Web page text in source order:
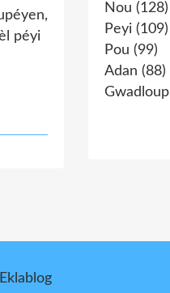
péyi
Nou (128)
Peyi (109)
Pou (99)
Adan (88)
Gwadloup
Eklablog